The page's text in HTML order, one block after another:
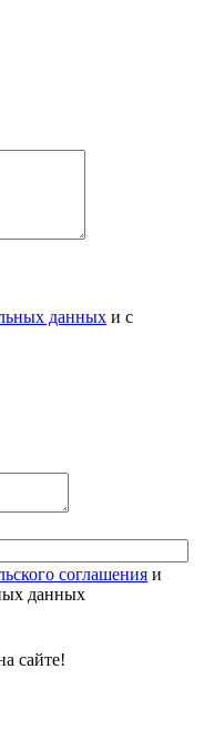
данных и с
соглашения и
данных
сайте!